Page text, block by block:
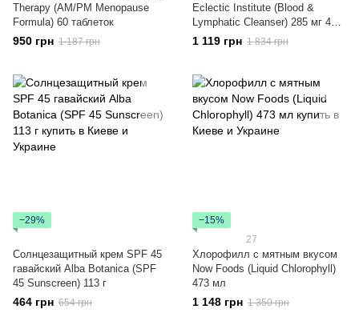
Therapy (AM/PM Menopause
Formula) 60 таблеток
950 грн 1 187 грн
Eclectic Institute (Blood &
Lymphatic Cleanser) 285 мг 45
вегетарианских капсул
1 119 грн 1 834 грн
−29%
Солнцезащитный крем SPF 45
гавайский Alba Botanica (SPF
45 Sunscreen) 113 г
464 грн 654 грн
−15%
27
Хлорофилл с мятным вкусом
Now Foods (Liquid Chlorophyll)
473 мл
1 148 грн 1 350 грн